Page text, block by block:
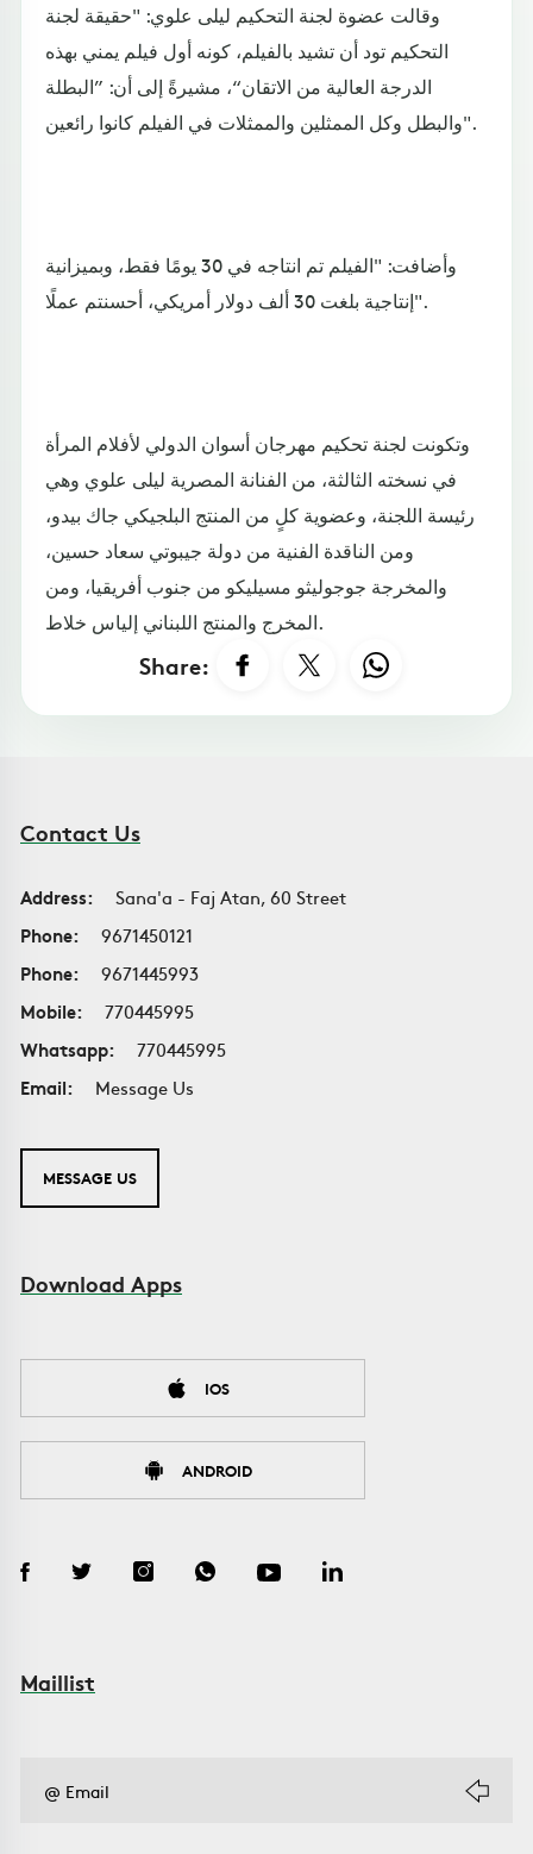
وقالت عضوة لجنة التحكيم ليلى علوي: "حقيقة لجنة
التحكيم تود أن تشيد بالفيلم، كونه أول فيلم يمني بهذه
الدرجة العالية من الاتقان“، مشيرةً إلى أن: ”البطلة
والبطل وكل الممثلين والممثلات في الفيلم كانوا رائعين".
وأضافت: "الفيلم تم انتاجه في 30 يومًا فقط، وبميزانية
إنتاجية بلغت 30 ألف دولار أمريكي، أحسنتم عملًا".
وتكونت لجنة تحكيم مهرجان أسوان الدولي لأفلام المرأة
في نسخته الثالثة، من الفنانة المصرية ليلى علوي وهي
رئيسة اللجنة، وعضوية كلٍ من المنتج البلجيكي جاك بيدو،
ومن الناقدة الفنية من دولة جيبوتي سعاد حسين،
والمخرجة جوجوليثو مسيليكو من جنوب أفريقيا، ومن
المخرج والمنتج اللبناني إلياس خلاط.
Share:
Contact Us
Address:
Sana'a - Faj Atan, 60 Street
Phone:
9671450121
Phone:
9671445993
Mobile:
770445995
Whatsapp:
770445995
Email:
Message Us
MESSAGE US
Download Apps
IOS
ANDROID
Maillist